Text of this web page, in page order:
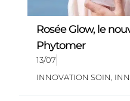
Rosée Glow, le
Phytomer
13/07
INNOVATION SOIN